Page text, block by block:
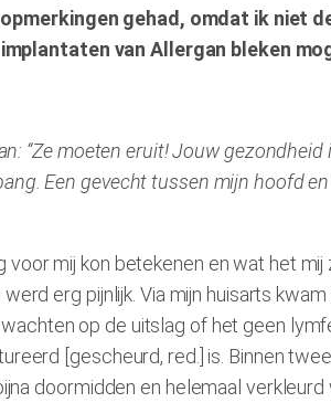
gehad, omdat ik niet
van Allergan bleken
“Ze moeten eruit! Jouw
Een gevecht tussen mijn hoofd
mij kon betekenen en wat het
erg pijnlijk. Via mijn huisarts
op de uitslag of het geen
[gescheurd, red.] is. Binnen
doormidden en helemaal verkleurd